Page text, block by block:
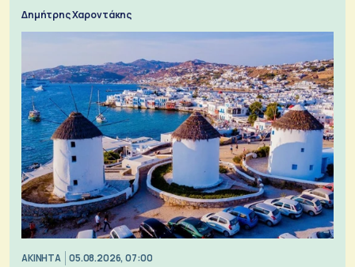
Δημήτρης Χαροντάκης
ΑΚΙΝΗΤΑ 05.08.2026, 07:00